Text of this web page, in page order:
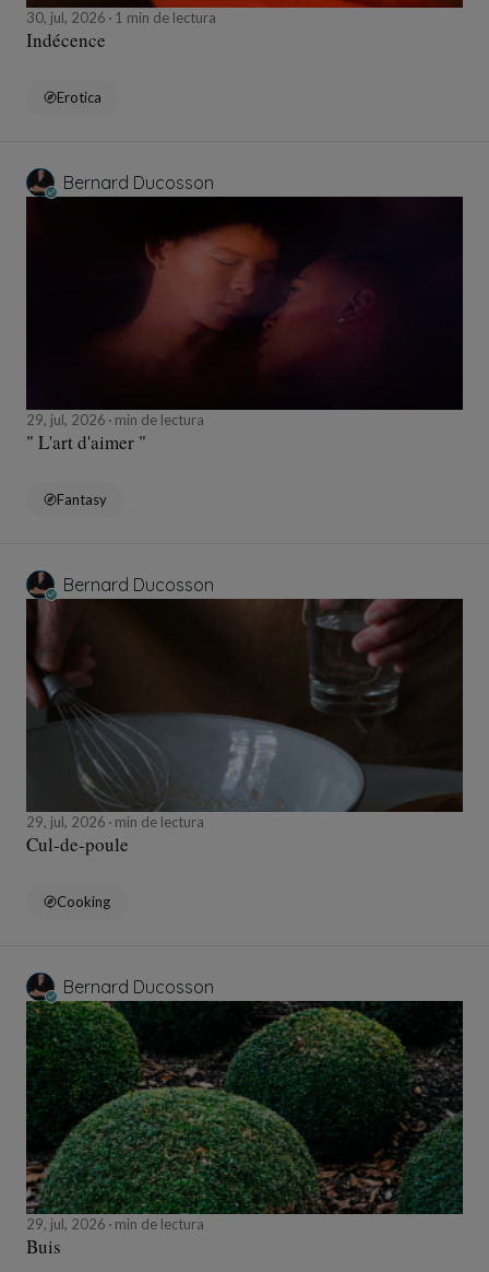
30, jul, 2026 1 min de lectura
Indécence
Erotica
Bernard Ducosson
29, jul, 2026 min de lectura
" L'art d'aimer "
Fantasy
Bernard Ducosson
29, jul, 2026 min de lectura
Cul-de-poule
Cooking
Bernard Ducosson
29, jul, 2026 min de lectura
Buis